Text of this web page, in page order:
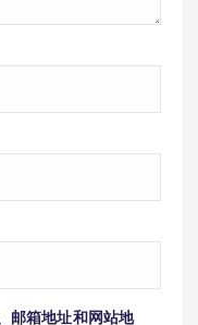
邮箱地址和网站地